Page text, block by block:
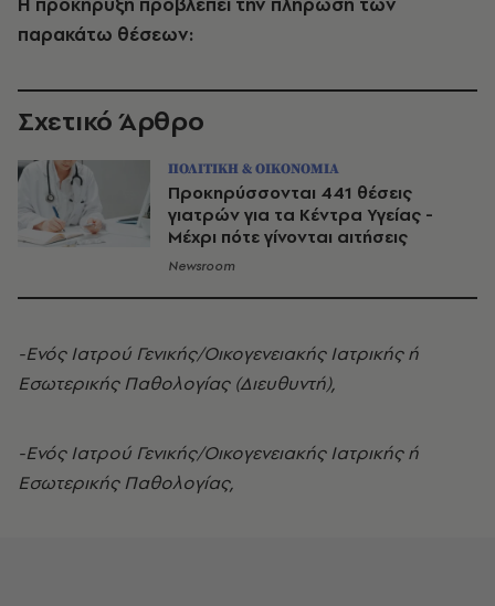
παρακάτω θέσεων:
Σχετικό Άρθρο
ΠΟΛΙΤΙΚΗ & ΟΙΚΟΝΟΜΙΑ
Προκηρύσσονται 441 θέσεις
γιατρών για τα Κέντρα Υγείας -
Μέχρι πότε γίνονται αιτήσεις
Newsroom
-Ενός Ιατρού Γενικής/Οικογενειακής Ιατρικής ή
Εσωτερικής Παθολογίας (Διευθυντή),
-Ενός Ιατρού Γενικής/Οικογενειακής Ιατρικής ή
Εσωτερικής Παθολογίας,